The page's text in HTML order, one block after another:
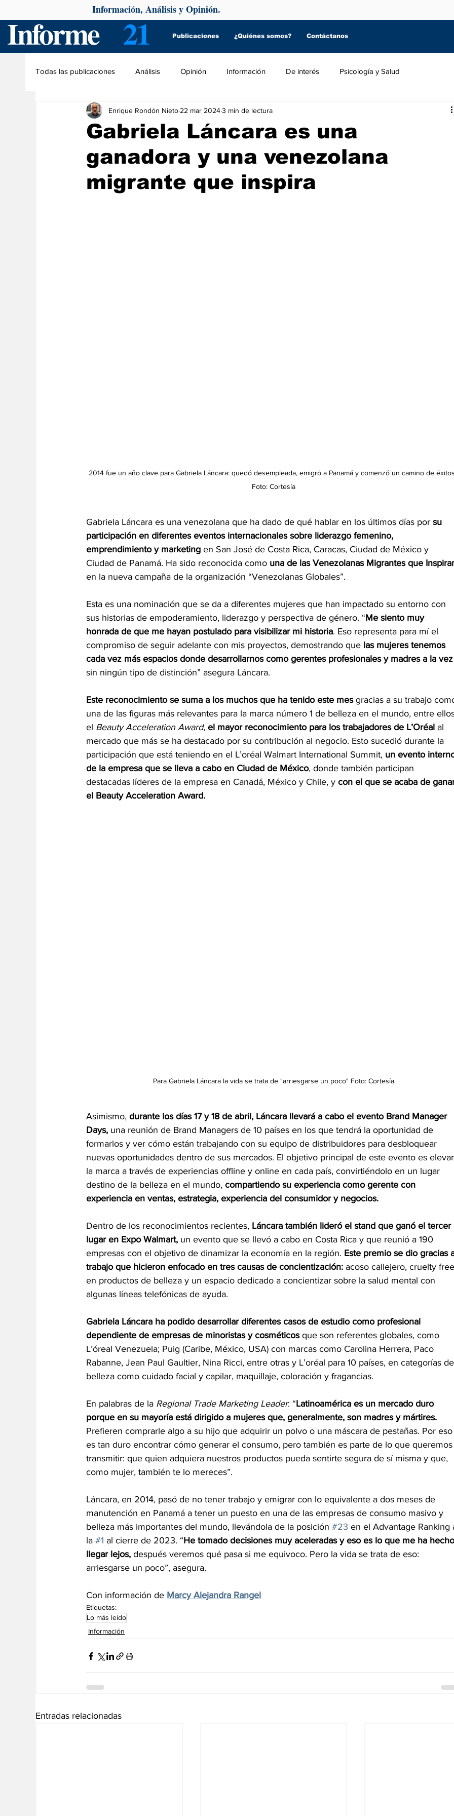
Informe 21 Publicaciones ¿Quiénes somos? Contáctanos
Información, Análisis y Opinión.
Todas las publicaciones Análisis Opinión Información De interés Psicología y Salud
Gabriela Láncara es una
ganadora y una venezolana
migrante que inspira
Enrique Rondón Nieto 22 mar 20243 min de lectura
2014 fue un año clave para Gabriela Láncara: quedó desempleada, emigró a Panamá y comenzó un camino de
Foto: Cortesía
Gabriela Láncara es una venezolana que ha dado de qué hablar en los últimos días por su
participación en diferentes eventos internacionales sobre liderazgo femenino,
emprendimiento y marketing en San José de Costa Rica, Caracas, Ciudad de México y
Ciudad de Panamá. Ha sido reconocida como una de las Venezolanas Migrantes que
en la nueva campaña de la organización “Venezolanas Globales”.
Esta es una nominación que se da a diferentes mujeres que han impactado su entorno con
sus historias de empoderamiento, liderazgo y perspectiva de género. “Me siento muy
honrada de que me hayan postulado para visibilizar mi historia. Eso representa para mí el
compromiso de seguir adelante con mis proyectos, demostrando que las mujeres tenemos
cada vez más espacios donde desarrollarnos como gerentes profesionales y madres a la
sin ningún tipo de distinción” asegura Láncara.
Este reconocimiento se suma a los muchos que ha tenido este mes gracias a su trabajo
una de las figuras más relevantes para la marca número 1 de belleza en el mundo, entre
el Beauty Acceleration Award, el mayor reconocimiento para los trabajadores de L’Oréal al
mercado que más se ha destacado por su contribución al negocio. Esto sucedió durante la
participación que está teniendo en el L’oréal Walmart International Summit, un evento
de la empresa que se lleva a cabo en Ciudad de México, donde también participan
destacadas líderes de la empresa en Canadá, México y Chile, y con el que se acaba de
el Beauty Acceleration Award.
Para Gabriela Láncara la vida se trata de "arriesgarse un poco" Foto: Cortesía
Asimismo, durante los días 17 y 18 de abril, Láncara llevará a cabo el evento Brand Manager
Days, una reunión de Brand Managers de 10 países en los que tendrá la oportunidad de
formarlos y ver cómo están trabajando con su equipo de distribuidores para desbloquear
nuevas oportunidades dentro de sus mercados. El objetivo principal de este evento es
la marca a través de experiencias offline y online en cada país, convirtiéndolo en un lugar
destino de la belleza en el mundo, compartiendo su experiencia como gerente con
experiencia en ventas, estrategia, experiencia del consumidor y negocios.
Dentro de los reconocimientos recientes, Láncara también lideró el stand que ganó el tercer
lugar en Expo Walmart, un evento que se llevó a cabo en Costa Rica y que reunió a 190
empresas con el objetivo de dinamizar la economía en la región. Este premio se dio gracias
trabajo que hicieron enfocado en tres causas de concientización: acoso callejero, cruelty free
en productos de belleza y un espacio dedicado a concientizar sobre la salud mental con
algunas líneas telefónicas de ayuda.
Gabriela Láncara ha podido desarrollar diferentes casos de estudio como profesional
dependiente de empresas de minoristas y cosméticos que son referentes globales, como
L’óreal Venezuela; Puig (Caribe, México, USA) con marcas como Carolina Herrera, Paco
Rabanne, Jean Paul Gaultier, Nina Ricci, entre otras y L’oréal para 10 países, en categorías
belleza como cuidado facial y capilar, maquillaje, coloración y fragancias.
En palabras de la Regional Trade Marketing Leader: “Latinoamérica es un mercado duro
porque en su mayoría está dirigido a mujeres que, generalmente, son madres y mártires.
Prefieren comprarle algo a su hijo que adquirir un polvo o una máscara de pestañas. Por
es tan duro encontrar cómo generar el consumo, pero también es parte de lo que
transmitir: que quien adquiera nuestros productos pueda sentirte segura de sí misma y que,
como mujer, también te lo mereces”.
Láncara, en 2014, pasó de no tener trabajo y emigrar con lo equivalente a dos meses de
manutención en Panamá a tener un puesto en una de las empresas de consumo masivo y
belleza más importantes del mundo, llevándola de la posición #23 en el Advantage Ranking
la #1 al cierre de 2023. “He tomado decisiones muy aceleradas y eso es lo que me ha hecho
llegar lejos, después veremos qué pasa si me equivoco. Pero la vida se trata de eso:
arriesgarse un poco”, asegura.
Con información de Marcy Alejandra Rangel
Etiquetas:
Lo más leído
Información
Entradas relacionadas